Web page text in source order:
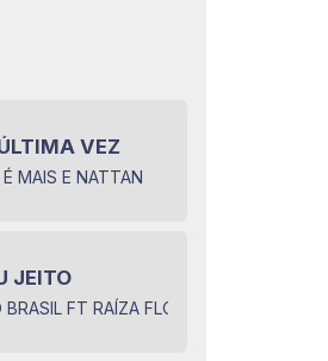
VEZ
MAIS E NATTAN
JEITO
FT RAÍZA FLORES